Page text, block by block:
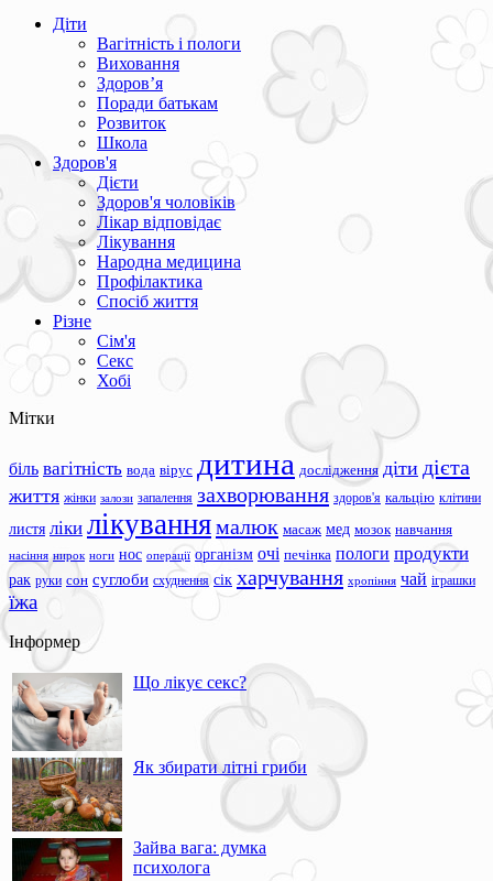
Діти
Вагітність і пологи
Виховання
Здоров’я
Поради батькам
Розвиток
Школа
Здоров'я
Дієти
Здоров'я чоловіків
Лікар відповідає
Лікування
Народна медицина
Профілактика
Спосіб життя
Різне
Сім'я
Секс
Хобі
Мітки
біль вагітність вода вірус дитина дослідження діти дієта
життя жінки залози запалення захворювання здоров'я кальцію клітини
листя ліки лікуваннямалюк масаж мед мозок навчання
насіння нирок ноги нос операції організм очі печінка пологи продукти
рак руки сон суглоби схуднення сік харчування хропіння чай іграшки
їжа
Інформер
Що лікує секс?
Як збирати літні гриби
Зайва вага: думка
психолога